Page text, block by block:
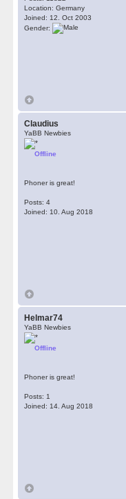
Location: Germany
Joined: 12. Oct 2003
Gender:
Claudius
YaBB Newbies
Offline
Phoner is great!
Posts: 4
Joined: 10. Aug 2018
Helmar74
YaBB Newbies
Offline
Phoner is great!
Posts: 1
Joined: 14. Aug 2018